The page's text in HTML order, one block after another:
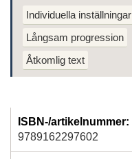
Individuella inställningar
Långsam progression
Åtkomlig text
ISBN-/artikelnummer:
9789162297602